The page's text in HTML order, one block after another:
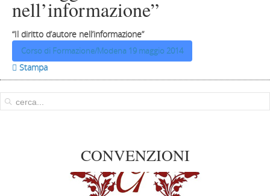
nell’informazione”
“Il diritto d’autore nell’informazione”
Corso di Formazione/Modena 19 maggio 2014
 Stampa
CONVENZIONI